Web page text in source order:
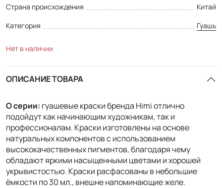
Страна происхождения
Китай
Категория
Гуашь
Нет в наличии
ОПИСАНИЕ ТОВАРА
О серии: гуашевые краски бренда Himi отлично
подойдут как начинающим художникам, так и
профессионалам. Краски изготовлены на основе
натуральных компонентов с использованием
высококачественных пигментов, благодаря чему
обладают яркими насыщенными цветами и хорошей
укрывистостью. Краски расфасованы в небольшие
ёмкости по 30 мл., внешне напоминающие желе.